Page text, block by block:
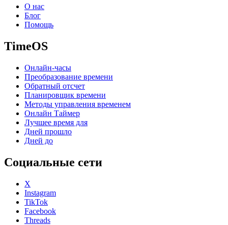
О нас
Блог
Помощь
TimeOS
Онлайн-часы
Преобразование времени
Обратный отсчет
Планировщик времени
Методы управления временем
Онлайн Таймер
Лучшее время для
Дней прошло
Дней до
Социальные сети
X
Instagram
TikTok
Facebook
Threads